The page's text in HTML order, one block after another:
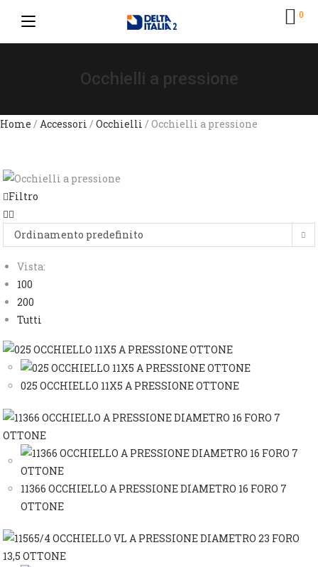
0
Occhielli a pressione
Home / Accessori / Occhielli / Occhielli a pressione
Filtro
Ordinamento predefinito
Vista:
100
200
Tutti
025 OCCHIELLO 11X5 A PRESSIONE OTTONE
11366 OCCHIELLO A PRESSIONE DIAMETRO 16 FORO 7
OTTONE